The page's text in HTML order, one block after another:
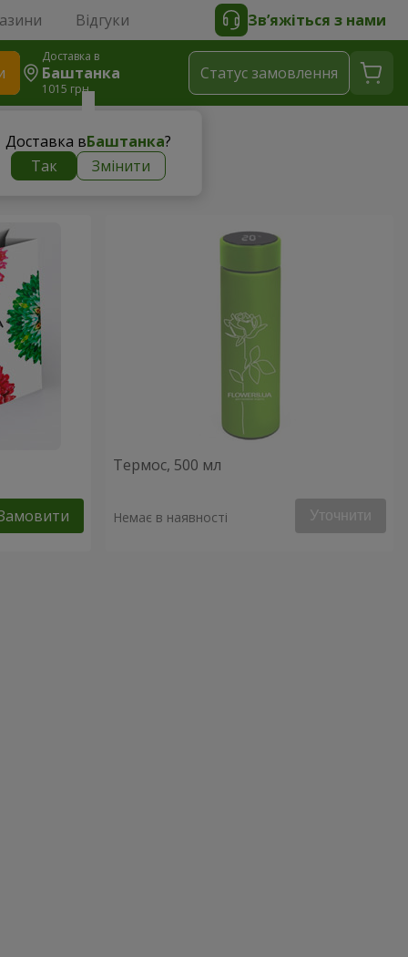
Відгуки Зв’яжіться з нами
Доставка в
Баштанка
1015 грн
Доставка вБаштанка?
Так
Змінити
Статус замовлення
Термос, 500 мл
Немає в наявності Уточнити